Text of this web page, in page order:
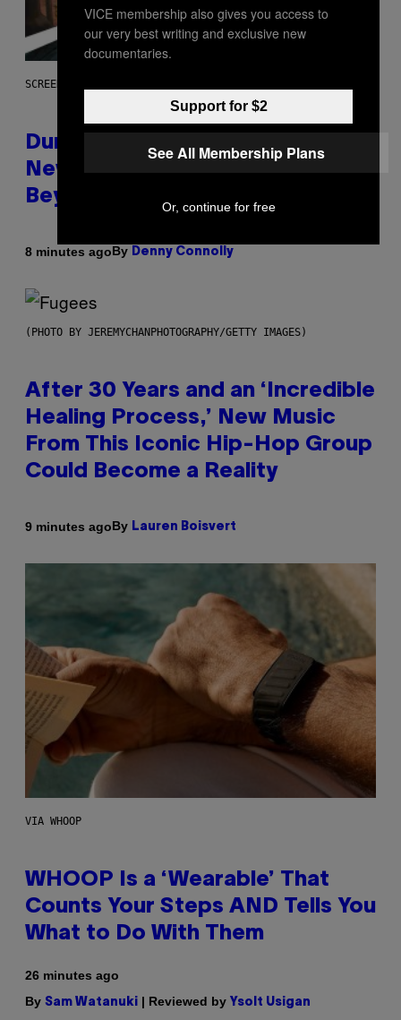
SCREENSHOT: WIZARDS OF THE COAST
Dungeons and Dragons – Every
New Tool Announced for D&D
Beyond
8 minutes agoBy Denny Connolly
(PHOTO BY JEREMYCHANPHOTOGRAPHY/GETTY IMAGES)
After 30 Years and an ‘Incredible
Healing Process,’ New Music
From This Iconic Hip-Hop Group
Could Become a Reality
9 minutes agoBy Lauren Boisvert
VIA WHOOP
WHOOP Is a ‘Wearable’ That
Counts Your Steps AND Tells You
What to Do With Them
26 minutes ago
By Sam Watanuki | Reviewed by Ysolt Usigan
VICE membership also gives you access to
our very best writing and exclusive new
documentaries.
Support for $2
See All Membership Plans
Or, continue for free